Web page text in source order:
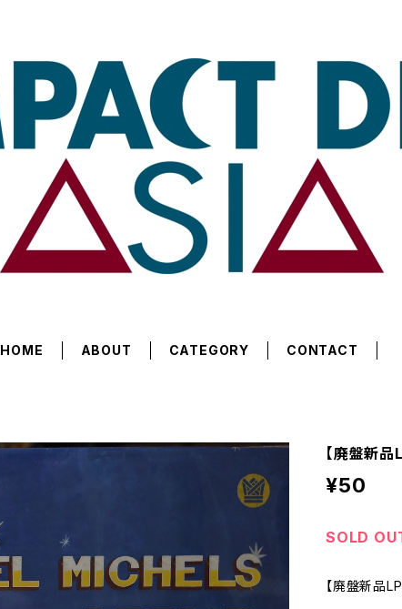
HOME ABOUT CATEGORY CONTACT
【廃盤新
¥50
SOLD
【廃盤新品